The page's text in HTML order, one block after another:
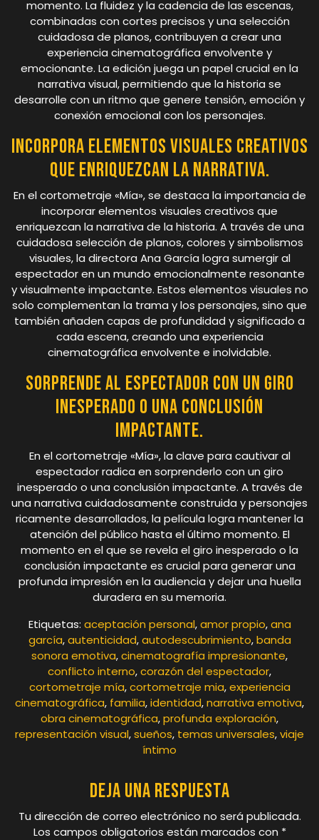
momento. La fluidez y la cadencia de las escenas,
combinadas con cortes precisos y una selección
cuidadosa de planos, contribuyen a crear una
experiencia cinematográfica envolvente y
emocionante. La edición juega un papel crucial en la
narrativa visual, permitiendo que la historia se
desarrolle con un ritmo que genere tensión, emoción y
conexión emocional con los personajes.
Incorpora elementos visuales creativos
que enriquezcan la narrativa.
En el cortometraje «Mía», se destaca la importancia de
incorporar elementos visuales creativos que
enriquezcan la narrativa de la historia. A través de una
cuidadosa selección de planos, colores y simbolismos
visuales, la directora Ana García logra sumergir al
espectador en un mundo emocionalmente resonante
y visualmente impactante. Estos elementos visuales no
solo complementan la trama y los personajes, sino que
también añaden capas de profundidad y significado a
cada escena, creando una experiencia
cinematográfica envolvente e inolvidable.
Sorprende al espectador con un giro
inesperado o una conclusión
impactante.
En el cortometraje «Mía», la clave para cautivar al
espectador radica en sorprenderlo con un giro
inesperado o una conclusión impactante. A través de
una narrativa cuidadosamente construida y personajes
ricamente desarrollados, la película logra mantener la
atención del público hasta el último momento. El
momento en el que se revela el giro inesperado o la
conclusión impactante es crucial para generar una
profunda impresión en la audiencia y dejar una huella
duradera en su memoria.
Etiquetas: aceptación personal,amor propio,ana
garcía,autenticidad,autodescubrimiento,banda
sonora emotiva,cinematografía impresionante,
conflicto interno,corazón del espectador,
cortometraje mía,cortometraje mia,experiencia
cinematográfica, familia,identidad,narrativa emotiva,
obra cinematográfica,profunda exploración,
representación visual,sueños, temas universales,viaje
íntimo
Deja una respuesta
Tu dirección de correo electrónico no será publicada.
Los campos obligatorios están marcados con *